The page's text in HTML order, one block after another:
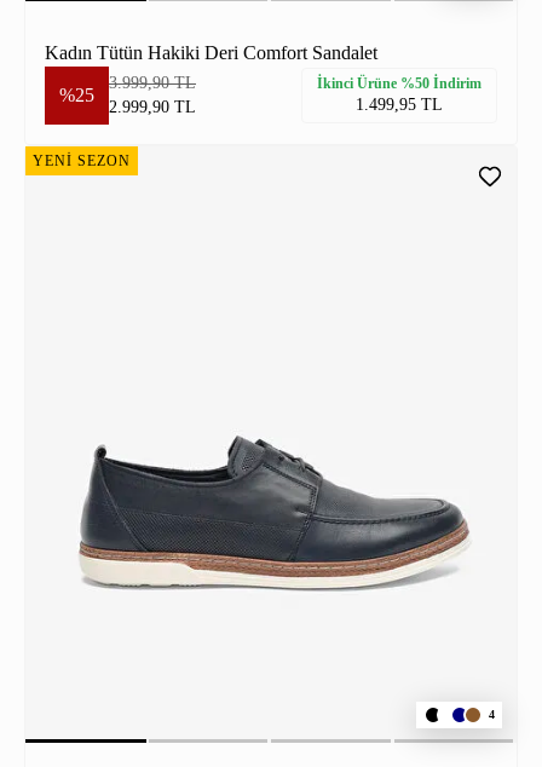
Kadın Tütün Hakiki Deri Comfort Sandalet
%25
3.999,90 TL
2.999,90 TL
İkinci Ürüne %50 İndirim
1.499,95 TL
YENİ SEZON
4